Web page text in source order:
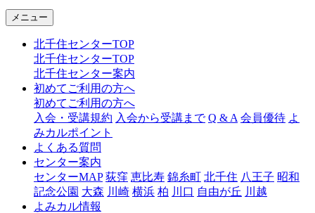
ャ
千
メニュー
北千住センターTOP
北千住センターTOP
北千住センター案内
初めてご利用の方へ
初めてご利用の方へ
入会・受講規約 入会から受講まで Q & A 会員優待 よ
みカルポイント
よくある質問
センター案内
センターMAP 荻窪 恵比寿 錦糸町 北千住 八王子 昭和
記念公園 大森 川崎 横浜 柏 川口 自由が丘 川越
よみカル情報